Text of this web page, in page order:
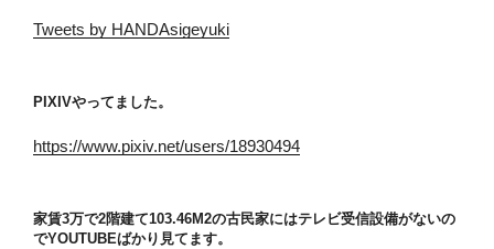
Tweets by HANDAsigeyuki
PIXIVやってました。
https://www.pixiv.net/users/18930494
家賃3万で2階建て103.46M2の古民家にはテレビ受信設備がないの
でYOUTUBEばかり見てます。